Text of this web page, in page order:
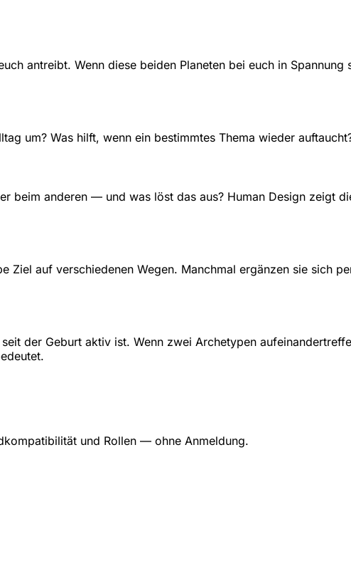
antreibt. Wenn diese beiden Planeten bei euch in Spannung
um? Was hilft, wenn ein bestimmtes Thema wieder
beim anderen — und was löst das aus? Human Design zeigt
auf verschiedenen Wegen. Manchmal ergänzen sie sich
der Geburt aktiv ist. Wenn zwei Archetypen
und Rollen — ohne Anmeldung.